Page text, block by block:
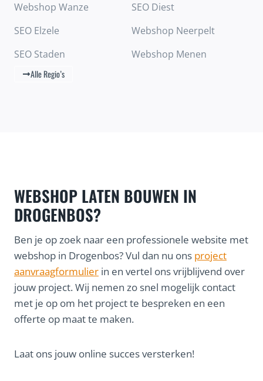
Webshop Wanze
SEO Diest
SEO Elzele
Webshop Neerpelt
SEO Staden
Webshop Menen
Alle Regio’s
WEBSHOP LATEN BOUWEN IN
DROGENBOS?
Ben je op zoek naar een professionele website met
webshop in Drogenbos? Vul dan nu ons project
aanvraagformulier in en vertel ons vrijblijvend over
jouw project. Wij nemen zo snel mogelijk contact
met je op om het project te bespreken en een
offerte op maat te maken.
Laat ons jouw online succes versterken!